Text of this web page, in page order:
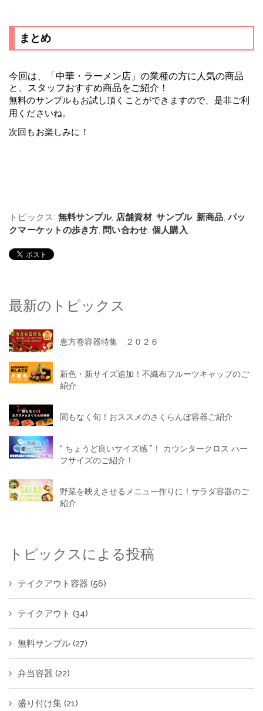
まとめ
今回は、「中華・ラーメン店」の業種の方に人気の商品
と、スタッフおすすめ商品をご紹介！
無料のサンプルもお試し頂くことができますので、是非ご利
用くださいね。
次回もお楽しみに！
トピックス: 無料サンプル, 店舗資材,サンプル, 新商品, パッ
クマーケットの歩き方, 問い合わせ, 個人購入
最新のトピックス
恵方巻容器特集 ２０２６
新色・新サイズ追加！不織布フルーツキャップのご
紹介
間もなく旬！おススメのさくらんぼ容器ご紹介
“ ちょうど良いサイズ感 ”！ カウンタークロス ハー
フサイズのご紹介！
野菜を映えさせるメニュー作りに！サラダ容器のご
紹介
トピックスによる投稿
テイクアウト容器 (56)
テイクアウト (34)
無料サンプル (27)
弁当容器 (22)
盛り付け集 (21)